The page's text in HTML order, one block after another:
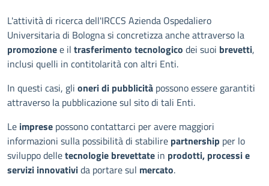
Descrizione
L'attività di ricerca dell'IRCCS Azienda Ospedaliero
Universitaria di Bologna si concretizza anche attraverso la
promozionee il trasferimento tecnologico dei suoi brevetti,
inclusi quelli in contitolarità con altri Enti.
In questi casi, gli oneri di pubblicità possono essere garantiti
attraverso la pubblicazione sul sito di tali Enti.
Le imprese possono contattarci per avere maggiori
informazioni sulla possibilità di stabilire partnership per lo
sviluppo delletecnologie brevettate in prodotti, processi e
servizi innovativida portare sul mercato.